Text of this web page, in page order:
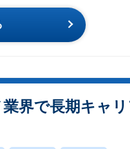
界で長期キャリ